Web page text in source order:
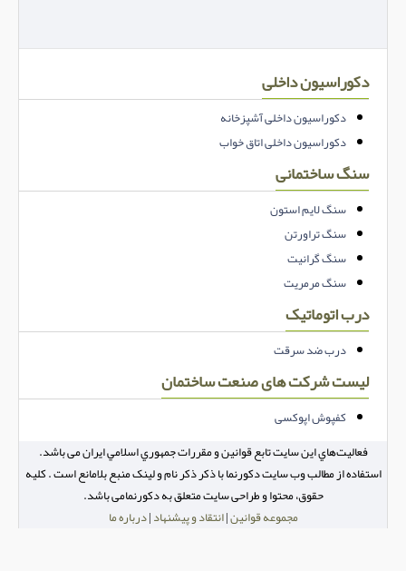
دکوراسیون داخلی
دکوراسیون داخلی آشپزخانه
دکوراسیون داخلی اتاق خواب
سنگ ساختمانی
سنگ لایم استون
سنگ تراورتن
سنگ گرانیت
سنگ مرمریت
درب اتوماتیک
درب ضد سرقت
لیست شرکت های صنعت ساختمان
کفپوش اپوکسی
فعاليت‌هاي اين سايت تابع قوانين و مقررات جمهوري اسلامي ايران می باشد.
استفاده از مطالب وب سایت دکورنما با ذکر ذکر نام و لینک منبع بلامانع است . کلیه
حقوق، محتوا و طراحی سایت متعلق به دکورنمامی باشد.
مجموعه قوانین|انتقاد و پیشنهاد|درباره ما